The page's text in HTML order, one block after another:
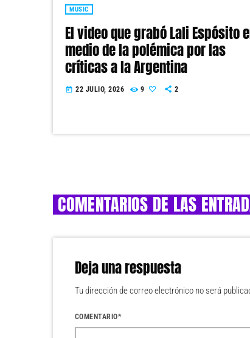
MUSIC
El video que grabó Lali Espósito
medio de la polémica por las
críticas a la Argentina
today 22 JULIO, 2026 9 2
COMENTARIOS DE LAS
Deja una respuesta
Tu dirección de correo electrónico no será
COMENTARIO*